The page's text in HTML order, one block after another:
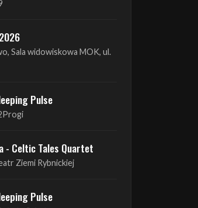
Sala widowiskowa MOK, ul.
Pulse
- Celtic Tales Quartet
Ziemi Rybnickiej
Pulse
Grizzly
Pulse